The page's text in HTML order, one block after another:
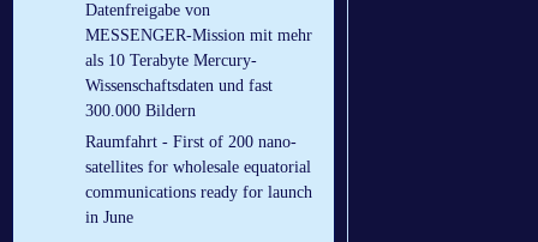
Datenfreigabe von
MESSENGER-Mission mit mehr
als 10 Terabyte Mercury-
Wissenschaftsdaten und fast
300.000 Bildern
Raumfahrt - First of 200 nano-
satellites for wholesale equatorial
communications ready for launch
in June